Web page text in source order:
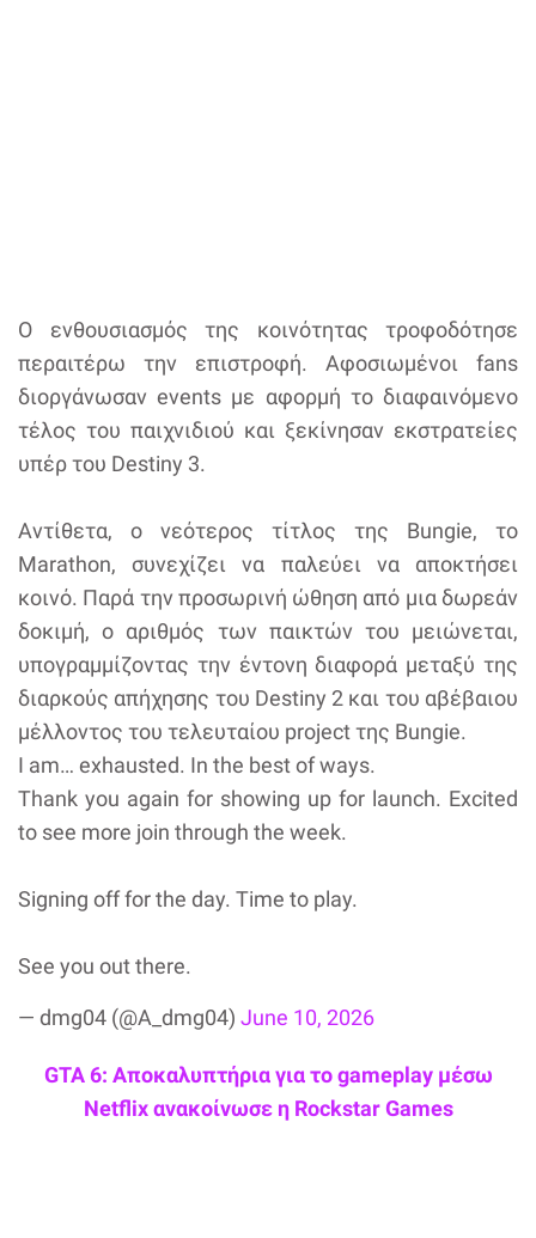
Ο ενθουσιασμός της κοινότητας τροφοδότησε
περαιτέρω την επιστροφή. Αφοσιωμένοι fans
διοργάνωσαν events με αφορμή το διαφαινόμενο
τέλος του παιχνιδιού και ξεκίνησαν εκστρατείες
υπέρ του Destiny 3.
Αντίθετα, ο νεότερος τίτλος της Bungie, το
Marathon, συνεχίζει να παλεύει να αποκτήσει
κοινό. Παρά την προσωρινή ώθηση από μια δωρεάν
δοκιμή, ο αριθμός των παικτών του μειώνεται,
υπογραμμίζοντας την έντονη διαφορά μεταξύ της
διαρκούς απήχησης του Destiny 2 και του αβέβαιου
μέλλοντος του τελευταίου project της Bungie.
I am… exhausted. In the best of ways.
Thank you again for showing up for launch. Excited
to see more join through the week.
Signing off for the day. Time to play.
See you out there.
— dmg04 (@A_dmg04) June 10, 2026
GTA 6: Αποκαλυπτήρια για το gameplay μέσω
Netflix ανακοίνωσε η Rockstar Games